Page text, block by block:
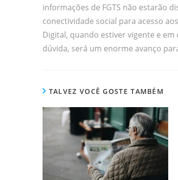
informações de FGTS não estarão
conectividade social para acesso
Digital, quando estiver vigente e
dúvida, será um enorme avanço
TALVEZ VOCÊ GOSTE TAMBÉM